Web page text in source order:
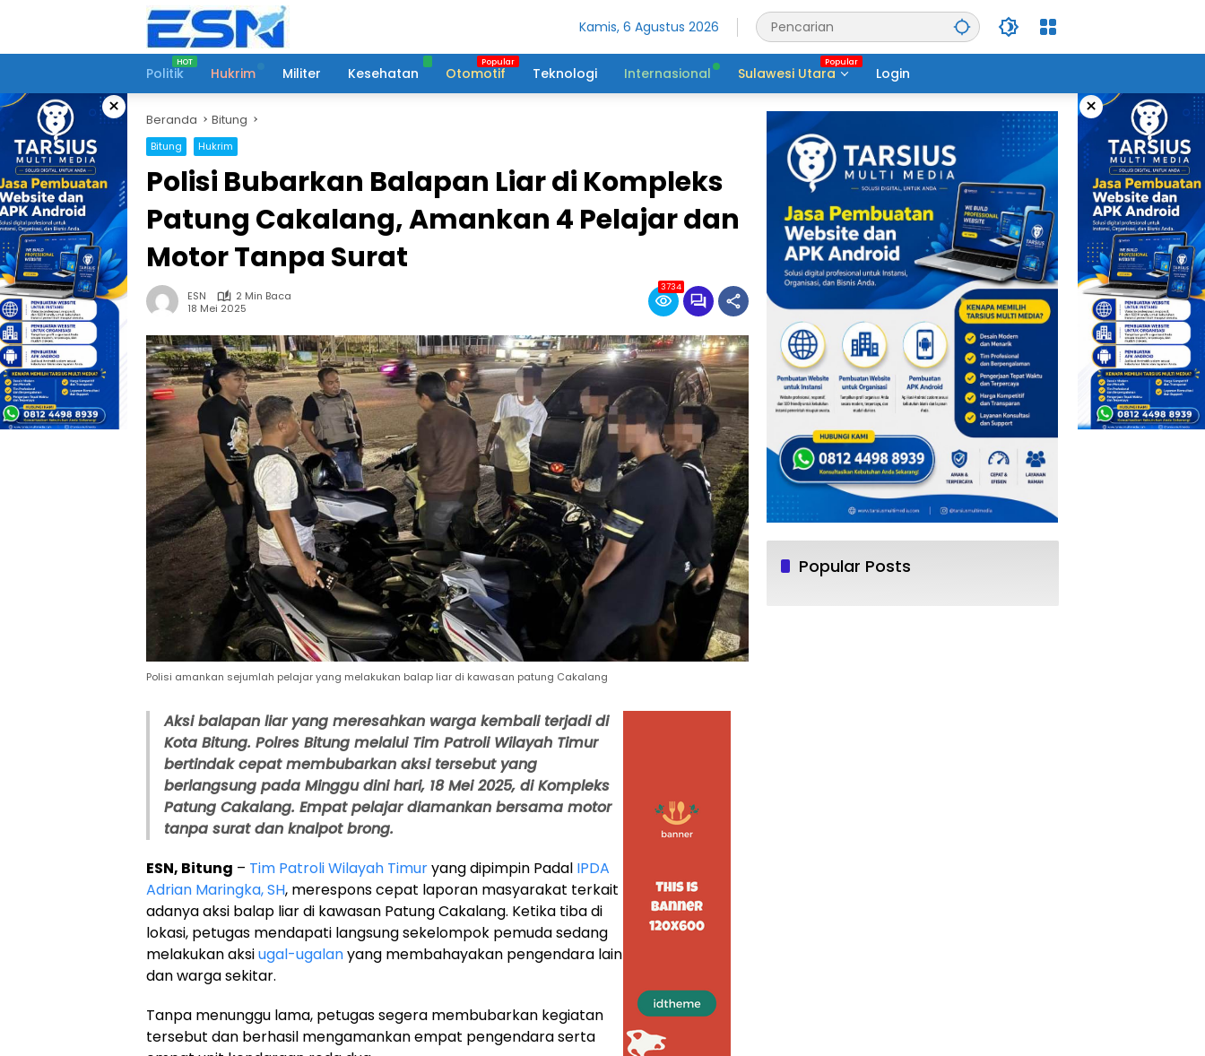
Kamis, 6 Agustus 2026
Politik Hukrim Militer Kesehatan Otomotif Teknologi Internasional Sulawesi Utara Login
× ×
Beranda Bitung
Bitung Hukrim
Polisi Bubarkan Balapan Liar di Kompleks
Patung Cakalang, Amankan 4 Pelajar dan
Motor Tanpa Surat
ESN
2 Min Baca
18 Mei 2025
3734
Polisi amankan sejumlah pelajar yang melakukan balap liar di kawasan patung Cakalang
Aksi balapan liar yang meresahkan warga kembali terjadi di
Kota Bitung. Polres Bitung melalui Tim Patroli Wilayah Timur
bertindak cepat membubarkan aksi tersebut yang
berlangsung pada Minggu dini hari, 18 Mei 2025, di Kompleks
Patung Cakalang. Empat pelajar diamankan bersama motor
tanpa surat dan knalpot brong.
ESN, Bitung – Tim Patroli Wilayah Timuryang dipimpin Padal IPDA
Adrian Maringka, SH, merespons cepat laporan masyarakat terkait
adanya aksi balap liar di kawasan Patung Cakalang. Ketika tiba di
lokasi, petugas mendapati langsung sekelompok pemuda sedang
melakukan aksiugal-ugalanyang membahayakan pengendara lain
dan warga sekitar.
Tanpa menunggu lama, petugas segera membubarkan kegiatan
tersebut dan berhasil mengamankan empat pengendara serta
Popular Posts